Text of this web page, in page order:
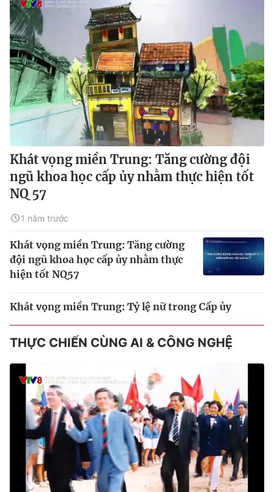
Khát vọng miền Trung: Tăng cường đội
ngũ khoa học cấp ủy nhằm thực hiện tốt
NQ 57
1 năm trước
Khát vọng miền Trung: Tăng cường
đội ngũ khoa học cấp ủy nhằm thực
hiện tốt NQ57
Khát vọng miền Trung: Tỷ lệ nữ trong Cấp ủy
THỰC CHIẾN CÙNG AI & CÔNG NGHỆ